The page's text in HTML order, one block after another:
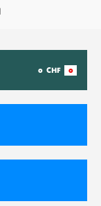
0 CHF 0